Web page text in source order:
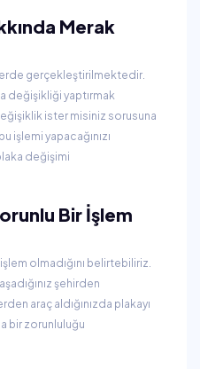
Merak
gerçekleştirilmektedir.
değişikliği yaptırmak
ister misiniz sorusuna
işlemi yapacağınızı
değişimi
Bir İşlem
olmadığını belirtebiliriz.
şehirden
araç aldığınızda plakayı
bir zorunluluğu